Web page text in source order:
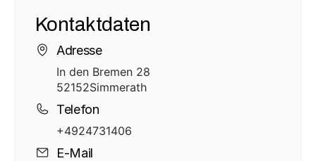
Kontaktdaten
Adresse
In den Bremen 28
52152Simmerath
Telefon
+4924731406
E-Mail